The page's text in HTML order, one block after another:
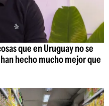
que en Uruguay no se
hecho mucho mejor que